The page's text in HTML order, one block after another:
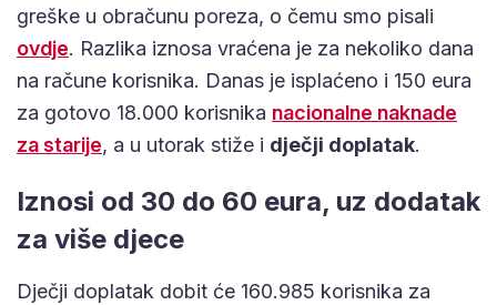
greške u obračunu poreza, o čemu smo pisali
ovdje. Razlika iznosa vraćena je za nekoliko dana
na račune korisnika. Danas je isplaćeno i 150 eura
za gotovo 18.000 korisnika nacionalne naknade
za starije, a u utorak stiže i dječji doplatak.
Iznosi od 30 do 60 eura, uz dodatak
za više djece
Dječji doplatak dobit će 160.985 korisnika za